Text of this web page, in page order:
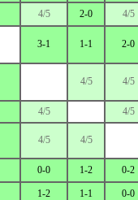
4/5 2-0 4/5
3-1 1-1 2-0
4/5 4/5
4/5 4/5
4/5 4/5
0-0 1-2 0-2
1-2 1-1 0-0